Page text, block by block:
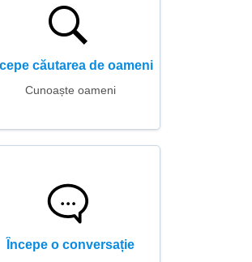
căutarea de oameni
Cunoaște oameni
Începe o conversație